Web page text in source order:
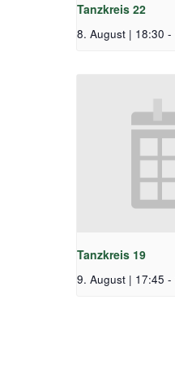
Tanzkreis 22
8. August | 18:30 -
Tanzkreis 19
9. August | 17:45 -